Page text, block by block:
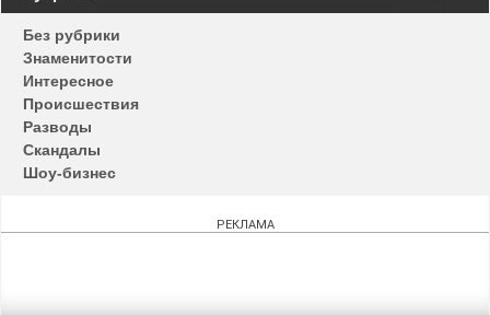
по
записям
Без рубрики
Знаменитости
Интересное
Происшествия
Разводы
Скандалы
Шоу-бизнес
РЕКЛАМА